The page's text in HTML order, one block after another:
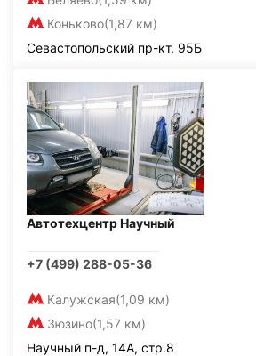
Коньково(1,87 км)
Севастопольский пр-кт, 95Б
Автотехцентр Научный
+7 (499) 288-05-36
Калужская(1,09 км)
Зюзино(1,57 км)
Научный п-д, 14А, стр.8